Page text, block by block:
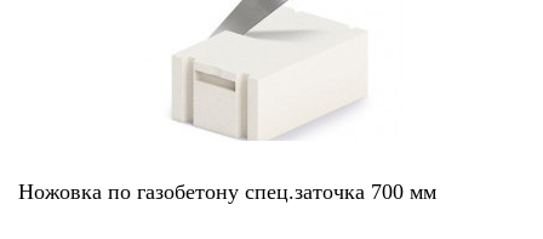
Ножовка по газобетону спец.заточка 700 мм